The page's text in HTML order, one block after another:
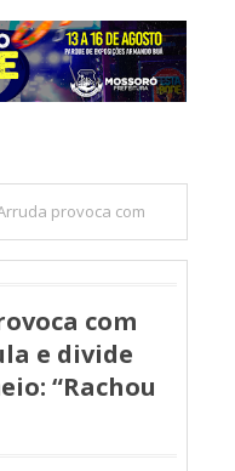
provoca com
ao meio: “Rachou
com
e divide
“Rachou